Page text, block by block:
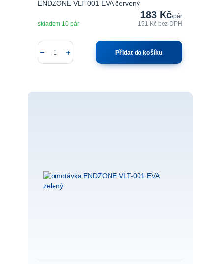
ENDZONE VLT-001 EVA červený
183 Kč/pár
151 Kč bez DPH
skladem 10 pár
Přidat do košíku